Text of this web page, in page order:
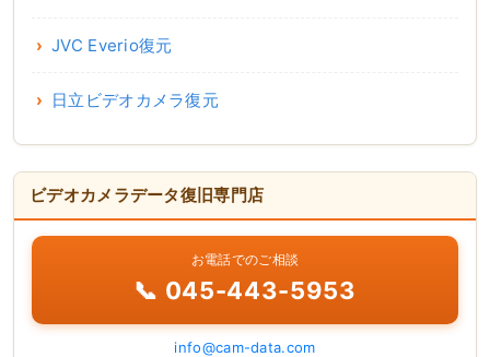
JVC Everio復元
日立ビデオカメラ復元
ビデオカメラデータ復旧専門店
お電話でのご相談
📞 045-443-5953
info@cam-data.com